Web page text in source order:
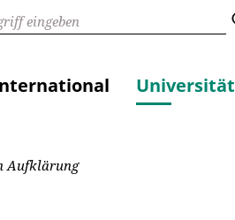
Universität
Aufklärung